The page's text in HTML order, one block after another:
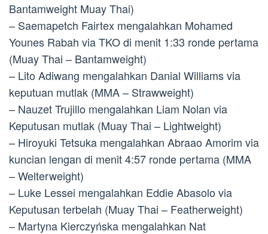
Bantamweight Muay Thai)
– Saemapetch Fairtex mengalahkan Mohamed
Younes Rabah via TKO di menit 1:33 ronde pertama
(Muay Thai – Bantamweight)
– Lito Adiwang mengalahkan Danial Williams via
keputuan mutlak (MMA – Strawweight)
– Nauzet Trujillo mengalahkan Liam Nolan via
Keputusan mutlak (Muay Thai – Lightweight)
– Hiroyuki Tetsuka mengalahkan Abraao Amorim via
kuncian lengan di menit 4:57 ronde pertama (MMA
– Welterweight)
– Luke Lessei mengalahkan Eddie Abasolo via
Keputusan terbelah (Muay Thai – Featherweight)
– Martyna Kierczyńska mengalahkan Nat